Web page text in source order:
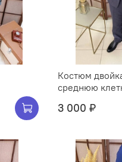
Костюм
среднюю
3 000 ₽